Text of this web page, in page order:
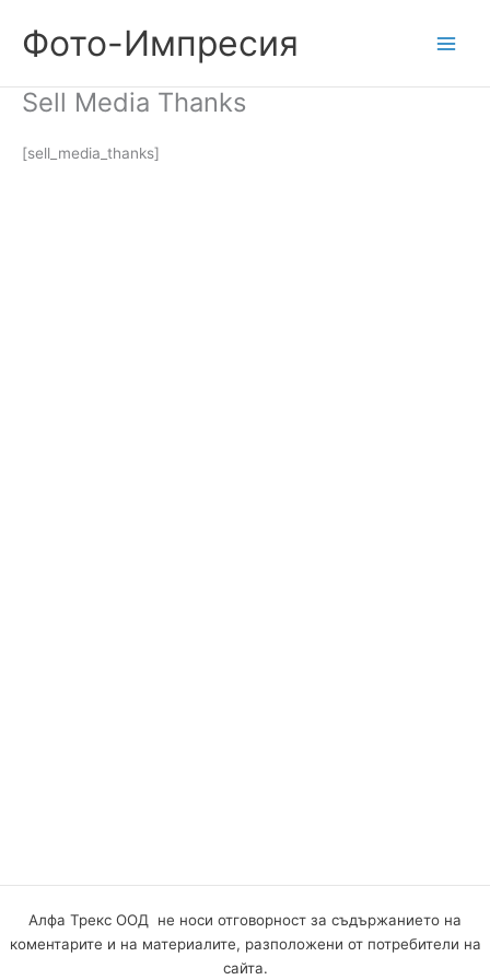
contentФото-Импресия
Sell Media Thanks
[sell_media_thanks]
Алфа Трекс ООД не носи отговорност за съдържанието на
коментарите и на материалите, разположени от потребители на
сайта.